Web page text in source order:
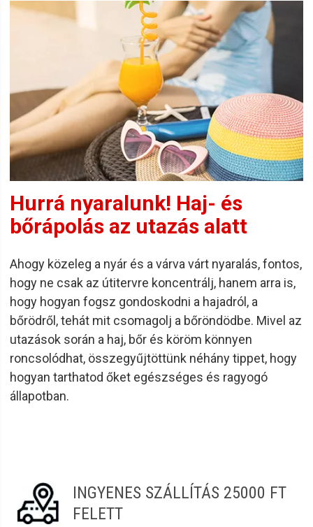
Hurrá nyaralunk! Haj- és
bőrápolás az utazás alatt
Ahogy közeleg a nyár és a várva várt nyaralás, fontos,
hogy ne csak az útitervre koncentrálj, hanem arra is,
hogy hogyan fogsz gondoskodni a hajadról, a
bőrödről, tehát mit csomagolj a bőröndödbe. Mivel az
utazások során a haj, bőr és köröm könnyen
roncsolódhat, összegyűjtöttünk néhány tippet, hogy
hogyan tarthatod őket egészséges és ragyogó
állapotban.
INGYENES SZÁLLÍTÁS 25000 FT
FELETT